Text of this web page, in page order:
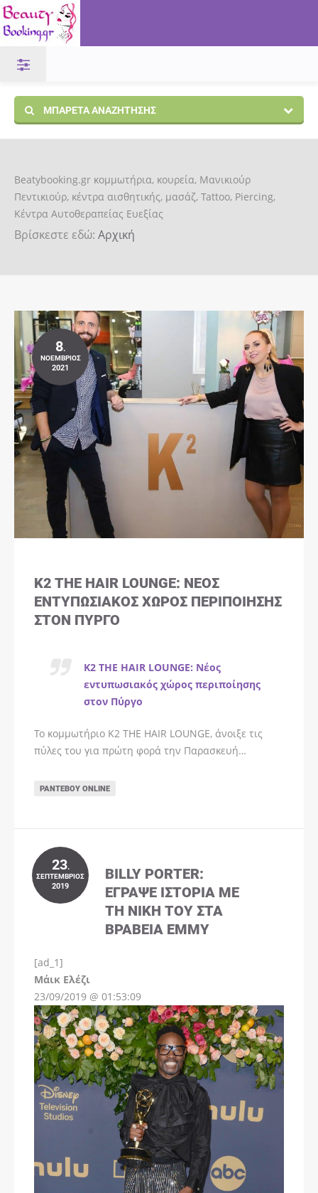
ΜΠΑΡΈΤΑ ΑΝΑΖΉΤΗΣΗΣ
Beatybooking.gr κομμωτήρια, κουρεία, Μανικιούρ
Πεντικιούρ, κέντρα αισθητικής, μασάζ, Tattoo, Piercing,
Κέντρα Αυτοθεραπείας Ευεξίας
Βρίσκεστε εδώ: Αρχική
8.
ΝΟΈΜΒΡΙΟΣ
2021
K2 THE HAIR LOUNGE: ΝΈΟΣ
ΕΝΤΥΠΩΣΙΑΚΌΣ ΧΏΡΟΣ ΠΕΡΙΠΟΊΗΣΗΣ
ΣΤΟΝ ΠΎΡΓΟ
K2 THE HAIR LOUNGE: Νέος
εντυπωσιακός χώρος περιποίησης
στον Πύργο
Το κομμωτήριο K2 THE HAIR LOUNGE, άνοιξε τις
πύλες του για πρώτη φορά την Παρασκευή…
ΡΑΝΤΕΒΟΎ ONLINE
23.
ΣΕΠΤΈΜΒΡΙΟΣ
2019
BILLY PORTER:
ΈΓΡΑΨΕ ΙΣΤΟΡΊΑ ΜΕ
ΤΗ ΝΊΚΗ ΤΟΥ ΣΤΑ
ΒΡΑΒΕΊΑ EMMY
[ad_1]
Μάικ ΕλέζιInstagram
23/09/2019 @ 01:53:09